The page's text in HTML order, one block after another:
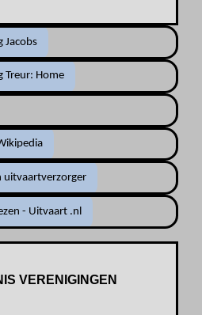
Jacobs
Treur: Home
uitvaartverzorger
- Uitvaart .nl
VERENIGINGEN